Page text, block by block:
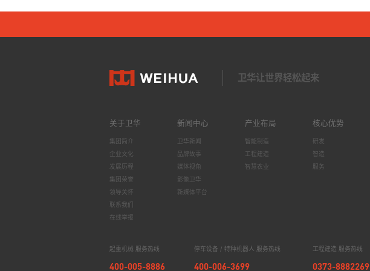
卫华让世界轻松起来
关于卫华
集团简介
企业文化
发展历程
集团荣誉
领导关怀
联系我们
在线举报
新闻中心
卫华新闻
品牌故事
媒体视角
影像卫华
新媒体平台
产业布局
智能制造
工程建造
智慧农业
核心优势
研发
智造
服务
起重机械 服务热线
400-005-8886
停车设备 / 特种机器人 服务热线
400-006-3699
工程建造 服务热线
0373-8882269